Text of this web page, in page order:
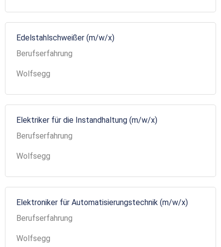
Edelstahlschweißer (m/w/x)
Berufserfahrung
Wolfsegg
Elektriker für die Instandhaltung (m/w/x)
Berufserfahrung
Wolfsegg
Elektroniker für Automatisierungstechnik (m/w/x)
Berufserfahrung
Wolfsegg